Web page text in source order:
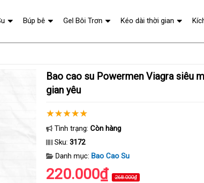
Bao cao su Powermen Viagra siêu mỏng kéo dài thời
gian yêu
Tình trạng: Còn hàng
Sku: 3172
Danh mục: Bao Cao Su
220.000₫ 268.000₫
Búp bê Gel Bôi Trơn Kéo dài thời gian